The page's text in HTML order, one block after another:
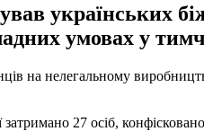
українських
умовах у
на нелегальному
27 осіб,